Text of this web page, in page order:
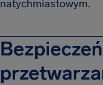
natychmiastowym.